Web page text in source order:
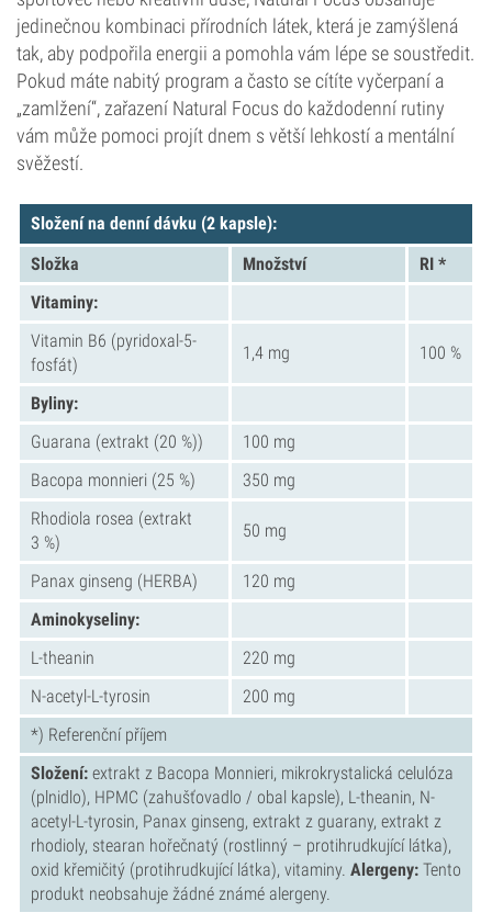
jedinečnou kombinaci přírodních látek, která je zamýšlená
tak, aby podpořila energii a pomohla vám lépe se soustředit.
Pokud máte nabitý program a často se cítíte vyčerpaní a
„zamlžení“, zařazení Natural Focus do každodenní rutiny
vám může pomoci projít dnem s větší lehkostí a mentální
svěžestí.
Složení na denní dávku (2 kapsle):
Složka
Množství
RI *
Vitaminy:
Vitamin B6 (pyridoxal-5-
fosfát)
1,4 mg 100 %
Byliny:
Guarana (extrakt (20 %))
100 mg
Bacopa monnieri (25 %)
350 mg
Rhodiola rosea (extrakt
3 %)
50 mg
Panax ginseng (HERBA)
120 mg
Aminokyseliny:
L-theanin
220 mg
N-acetyl-L-tyrosin
200 mg
*) Referenční příjem
Složení: extrakt z Bacopa Monnieri, mikrokrystalická celulóza
(plnidlo), HPMC (zahušťovadlo / obal kapsle), L-theanin, N-
acetyl-L-tyrosin, Panax ginseng, extrakt z guarany, extrakt z
rhodioly, stearan hořečnatý (rostlinný – protihrudkující látka),
oxid křemičitý (protihrudkující látka), vitaminy. Alergeny: Tento
produkt neobsahuje žádné známé alergeny.